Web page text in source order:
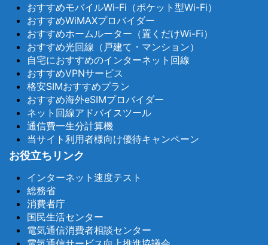
おすすめモバイルWi-Fi（ポケット型Wi-Fi）
おすすめWiMAXプロバイダー
おすすめホームルーター（置くだけWi-Fi）
おすすめ光回線（戸建て・マンション）
自宅におすすめのインターネット回線
おすすめVPNサービス
格安SIMおすすめプラン
おすすめ海外eSIMプロバイダー
ネット回線アドバイスツール
通信費一生分計算機
当サイト利用者様向け優待キャンペーン
お役立ちリンク
インターネット速度テスト
総務省
消費者庁
国民生活センター
電気通信消費者相談センター